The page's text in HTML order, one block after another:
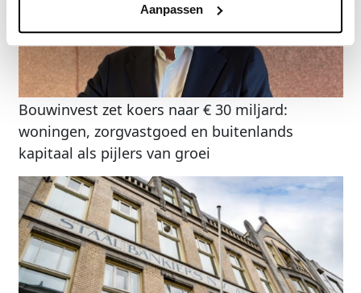
Aanpassen
Bouwinvest zet koers naar € 30 miljard:
woningen, zorgvastgoed en buitenlands
kapitaal als pijlers van groei